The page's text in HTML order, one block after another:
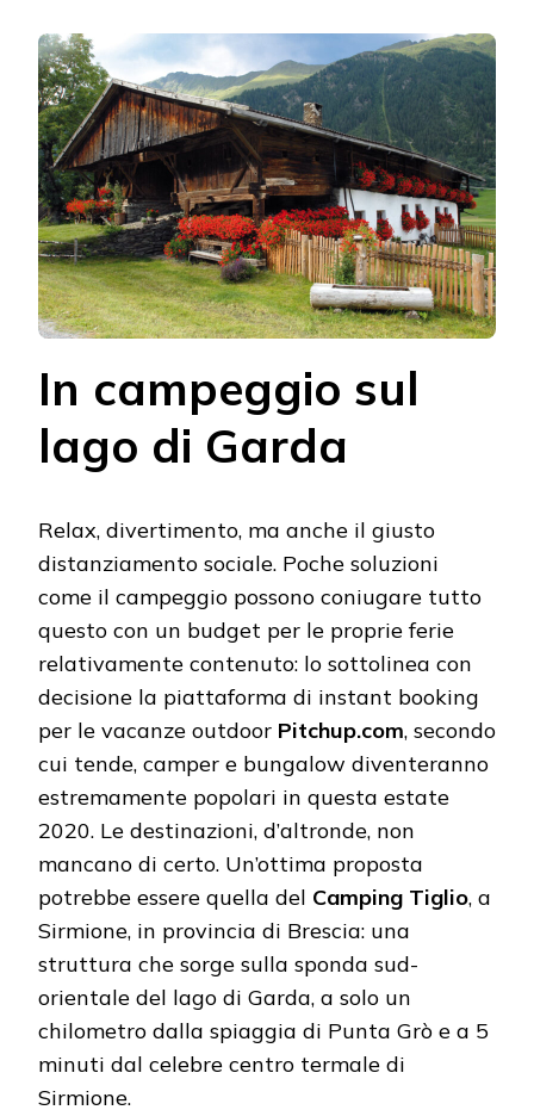
In campeggio sul
lago di Garda
Relax, divertimento, ma anche il giusto
distanziamento sociale. Poche soluzioni
come il campeggio possono coniugare tutto
questo con un budget per le proprie ferie
relativamente contenuto: lo sottolinea con
decisione la piattaforma di instant booking
per le vacanze outdoor Pitchup.com, secondo
cui tende, camper e bungalow diventeranno
estremamente popolari in questa estate
2020. Le destinazioni, d’altronde, non
mancano di certo. Un’ottima proposta
potrebbe essere quella del Camping Tiglio, a
Sirmione, in provincia di Brescia: una
struttura che sorge sulla sponda sud-
orientale del lago di Garda, a solo un
chilometro dalla spiaggia di Punta Grò e a 5
minuti dal celebre centro termale di
Sirmione.